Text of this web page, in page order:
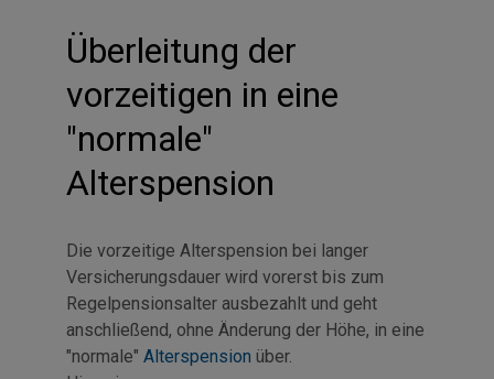
Überleitung der
vorzeitigen in eine
"normale"
Alterspension
Die vorzeitige Alterspension bei langer
Versicherungsdauer wird vorerst bis zum
Regelpensionsalter ausbezahlt und geht
anschließend, ohne Änderung der Höhe, in eine
"normale" Alterspension über.